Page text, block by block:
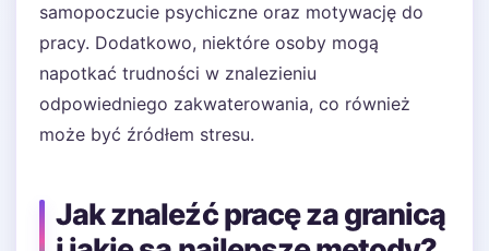
samopoczucie psychiczne oraz motywację do
pracy. Dodatkowo, niektóre osoby mogą
napotkać trudności w znalezieniu
odpowiedniego zakwaterowania, co również
może być źródłem stresu.
Jak znaleźć pracę za granicą